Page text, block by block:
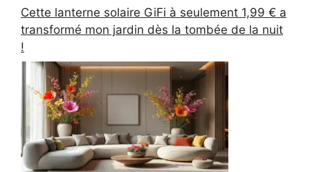
Cette lanterne solaire GiFi à seulement 1,99 € a
transformé mon jardin dès la tombée de la nuit
!